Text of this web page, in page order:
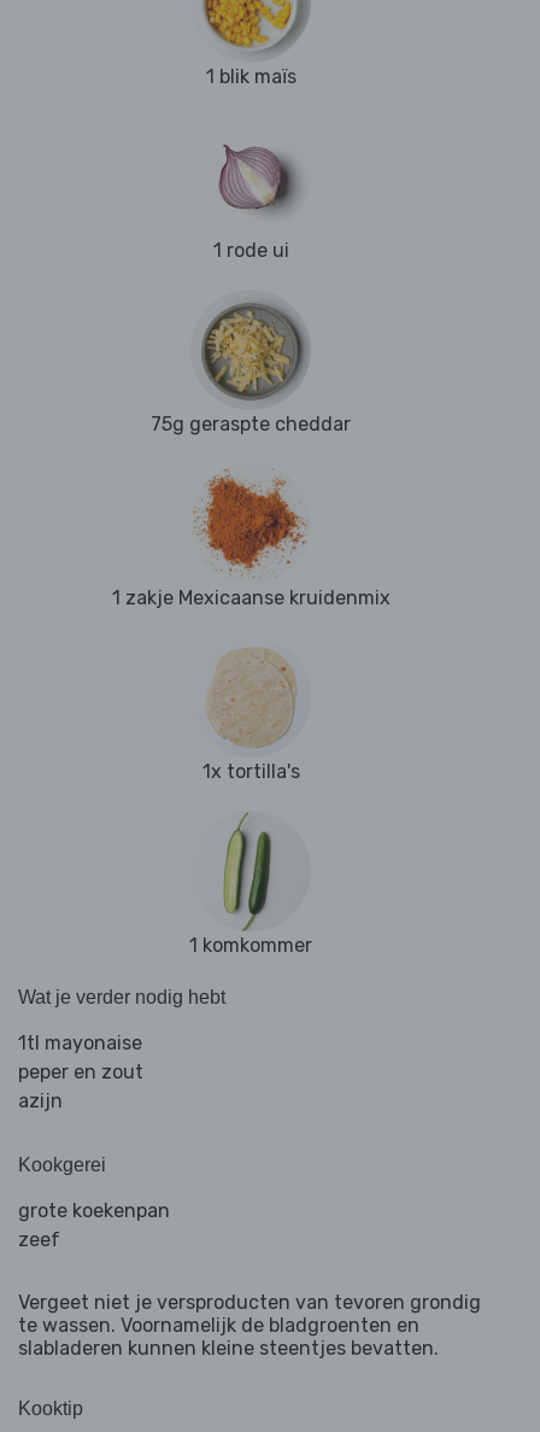
1 blik maïs
1 rode ui
75g geraspte cheddar
1 zakje Mexicaanse kruidenmix
1x tortilla's
1 komkommer
Wat je verder nodig hebt
1tl mayonaise
peper en zout
azijn
Kookgerei
grote koekenpan
zeef
Vergeet niet je versproducten van tevoren grondig
te wassen. Voornamelijk de bladgroenten en
slabladeren kunnen kleine steentjes bevatten.
Kooktip